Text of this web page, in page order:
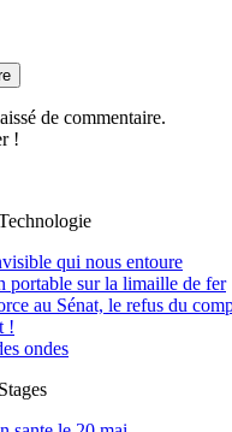
de commentaire.
!
qui nous entoure
portable sur la limaille de fer
au Sénat, le refus du
!
ondes